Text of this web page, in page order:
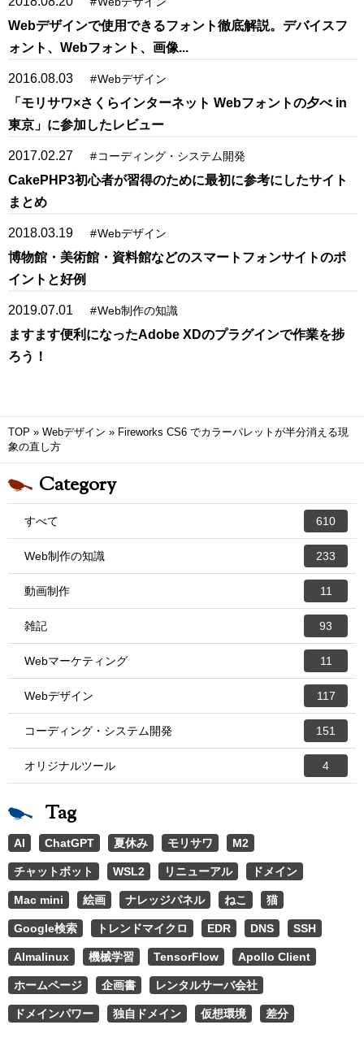
Webデザインで使用できるフォント徹底解説。デバイスフ
ォント、Webフォント、画像...
2016.08.03 #Webデザイン
「モリサワ×さくらインターネット Webフォントの夕べ in
東京」に参加したレビュー
2017.02.27 #コーディング・システム開発
CakePHP3初心者が習得のために最初に参考にしたサイト
まとめ
2018.03.19 #Webデザイン
博物館・美術館・資料館などのスマートフォンサイトのポ
イントと好例
2019.07.01 #Web制作の知識
ますます便利になったAdobe XDのプラグインで作業を捗
ろう！
TOP » Webデザイン » Fireworks CS6 でカラーパレットが半分消える現
象の直し方
Category
すべて 610
Web制作の知識 233
動画制作 11
雑記 93
Webマーケティング 11
Webデザイン 117
コーディング・システム開発 151
オリジナルツール 4
Tag
AI ChatGPT 夏休み モリサワ M2
チャットボット WSL2 リニューアル ドメイン
Mac mini 絵画 ナレッジパネル ねこ 猫
Google検索 トレンドマイクロ EDR DNS SSH
Almalinux 機械学習 TensorFlow Apollo Client
ホームページ 企画書 レンタルサーバ会社
ドメインパワー 独自ドメイン 仮想環境 差分